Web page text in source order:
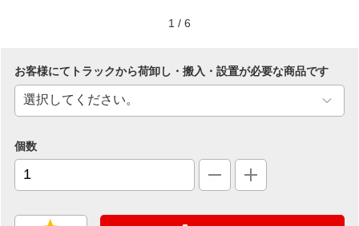
1 / 6
お客様にてトラックから荷卸し・搬入・設置が必要な商品です
個数